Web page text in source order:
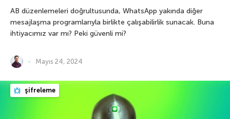
AB düzenlemeleri doğrultusunda, WhatsApp yakında diğer
mesajlaşma programlarıyla birlikte çalışabilirlik sunacak. Buna
ihtiyacımız var mı? Peki güvenli mi?
Mayıs 24, 2024
şifreleme